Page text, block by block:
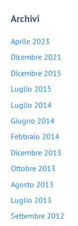
Archivi
Aprile 2023
Dicembre 2021
Dicembre 2015
Luglio 2015
Luglio 2014
Giugno 2014
Febbraio 2014
Dicembre 2013
Ottobre 2013
Agosto 2013
Luglio 2013
Settembre 2012